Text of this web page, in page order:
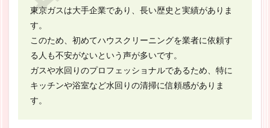
東京ガスは大手企業であり、長い歴史と実績がありま
す。
このため、初めてハウスクリーニングを業者に依頼す
る人も不安がないという声が多いです。
ガスや水回りのプロフェッショナルであるため、特に
キッチンや浴室など水回りの清掃に信頼感がありま
す。